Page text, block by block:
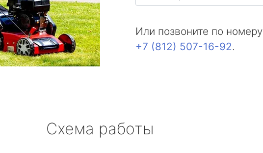
Или позвоните по номеру
+7 (812) 507-16-92.
Схема работы